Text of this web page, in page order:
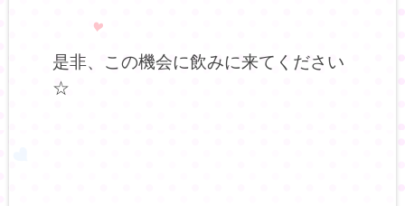
是非、この機会に飲みに来てください
☆